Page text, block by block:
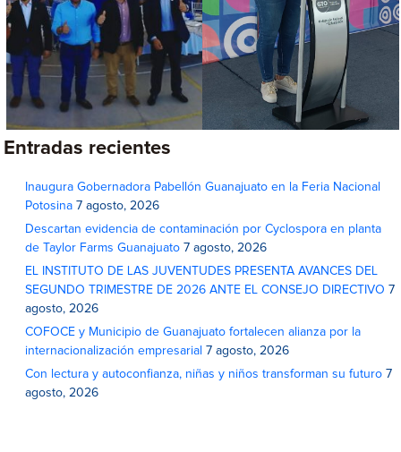
Entradas recientes
Inaugura Gobernadora Pabellón Guanajuato en la Feria Nacional
Potosina 7 agosto, 2026
Descartan evidencia de contaminación por Cyclospora en planta
de Taylor Farms Guanajuato 7 agosto, 2026
EL INSTITUTO DE LAS JUVENTUDES PRESENTA AVANCES DEL
SEGUNDO TRIMESTRE DE 2026 ANTE EL CONSEJO DIRECTIVO 7
agosto, 2026
COFOCE y Municipio de Guanajuato fortalecen alianza por la
internacionalización empresarial 7 agosto, 2026
Con lectura y autoconfianza, niñas y niños transforman su futuro 7
agosto, 2026